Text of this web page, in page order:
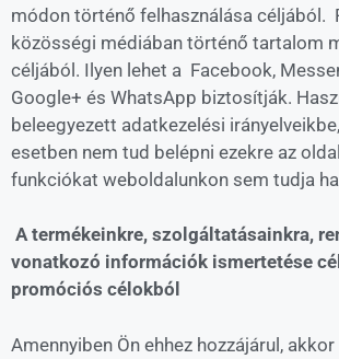
módon történő felhasználása céljából.
közösségi médiában történő tartalom
céljából. Ilyen lehet a Facebook,
Google+ és WhatsApp biztosítják.
beleegyezett adatkezelési
esetben nem tud belépni ezekre az
funkciókat weboldalunkon sem tudja
A termékeinkre, szolgáltatásainkra,
vonatkozó információk ismertetése
promóciós célokból
Amennyiben Ön ehhez hozzájárul, akkor